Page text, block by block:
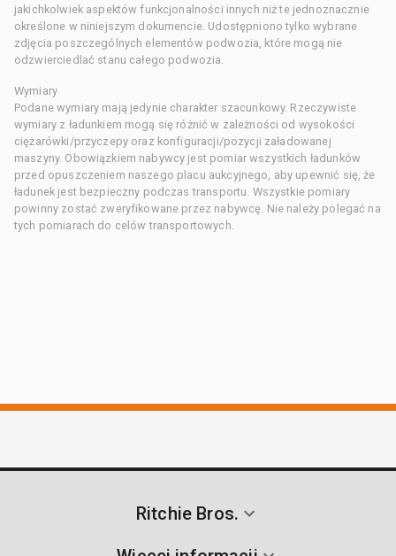
jakichkolwiek aspektów funkcjonalności innych niż te jednoznacznie
określone w niniejszym dokumencie. Udostępniono tylko wybrane
zdjęcia poszczególnych elementów podwozia, które mogą nie
odzwierciedlać stanu całego podwozia.
Wymiary
Podane wymiary mają jedynie charakter szacunkowy. Rzeczywiste
wymiary z ładunkiem mogą się różnić w zależności od wysokości
ciężarówki/przyczepy oraz konfiguracji/pozycji załadowanej
maszyny. Obowiązkiem nabywcy jest pomiar wszystkich ładunków
przed opuszczeniem naszego placu aukcyjnego, aby upewnić się, że
ładunek jest bezpieczny podczas transportu. Wszystkie pomiary
powinny zostać zweryfikowane przez nabywcę. Nie należy polegać na
tych pomiarach do celów transportowych.
Ritchie Bros.